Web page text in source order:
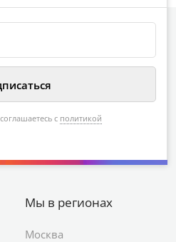
с политикой
Мы в регионах
Москва